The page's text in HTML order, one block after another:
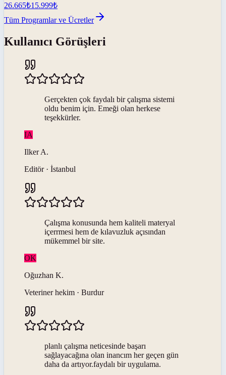
26.665₺15.999₺
Tüm Programlar ve Ücretler
Kullanıcı Görüşleri
Gerçekten çok faydalı bir çalışma sistemi
oldu benim için. Emeği olan herkese
teşekkürler.
IA
Ilker A.
Editör · İstanbul
Çalışma konusunda hem kaliteli materyal
içerrmesi hem de kılavuzluk açısından
mükemmel bir site.
OK
Oğuzhan K.
Veteriner hekim · Burdur
planlı çalışma neticesinde başarı
sağlayacağına olan inancım her geçen gün
daha da artıyor.faydalı bir uygulama.